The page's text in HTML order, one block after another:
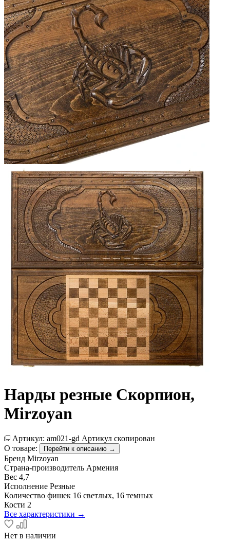
Нарды резные Скорпион,
Mirzoyan
Артикул: am021-gd Артикул скопирован
О товаре:
Перейти к описанию →
Бренд Mirzoyan
Страна-производитель Армения
Вес 4,7
Исполнение Резные
Количество фишек 16 светлых, 16 темных
Кости 2
Все характеристики →
Нет в наличии